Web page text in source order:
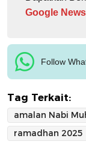
Google News
Follow
Tag Terkait:
ramadhan 2025